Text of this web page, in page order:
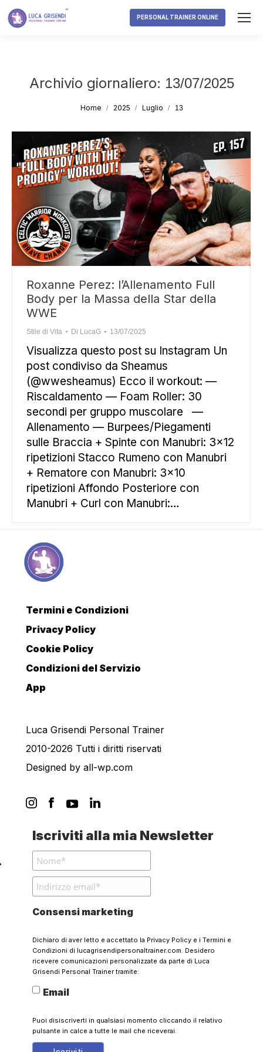
PERSONAL TRAINER ONLINE
Archivio giornaliero: 13/07/2025
Tu sei qui:
Home 2025 Luglio 13
Roxanne Perez: l’Allenamento Full
Body per la Massa della Star della
WWE
Stile di Vita Di LucaG 13/07/2025
Visualizza questo post su Instagram Un
post condiviso da Sheamus
(@wwesheamus) Ecco il workout: —
Riscaldamento — Foam Roller: 30
secondi per gruppo muscolare —
Allenamento — Burpees/Piegamenti
sulle Braccia + Spinte con Manubri: 3×12
ripetizioni Stacco Rumeno con Manubri
+ Rematore con Manubri: 3×10
ripetizioni Affondo Posteriore con
Manubri + Curl con Manubri:…
Termini e Condizioni
Privacy Policy
Cookie Policy
Condizioni del Servizio
App
Luca Grisendi Personal Trainer
2010-2026 Tutti i diritti riservati
Designed by all-wp.com
Iscriviti alla mia Newsletter
Consensi marketing
Dichiaro di aver letto e accettato la Privacy Policye i Termini e
Condizioni di lucagrisendipersonaltrainer.com. Desidero
ricevere comunicazioni personalizzate da parte di Luca
Grisendi Personal Trainer tramite:
Email
Puoi disiscriverti in qualsiasi momento cliccando il relativo
pulsante in calce a tutte le mail che riceverai.